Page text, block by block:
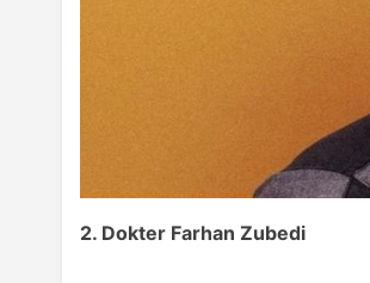
2. Dokter Farhan Zubedi